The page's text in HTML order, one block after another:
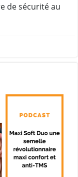
de sécurité au